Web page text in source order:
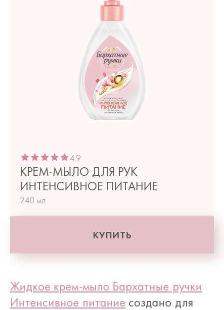
4.9
КРЕМ-МЫЛО ДЛЯ РУК
ИНТЕНСИВНОЕ ПИТАНИЕ
240 мл
КУПИТЬ
Жидкое крем-мыло Бархатные ручки
Интенсивное питание создано для